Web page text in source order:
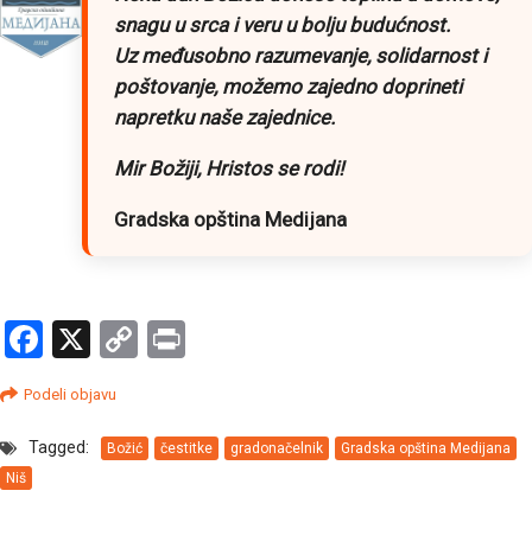
snagu u srca i veru u bolju budućnost.
Uz međusobno razumevanje, solidarnost i
poštovanje, možemo zajedno doprineti
napretku naše zajednice.
Mir Božiji, Hristos se rodi!
Gradska opština Medijana
Facebook
X
Copy
Podeli objavu
Tagged: Božić čestitke gradonačelnik
Gradska opština Medijana
Niš